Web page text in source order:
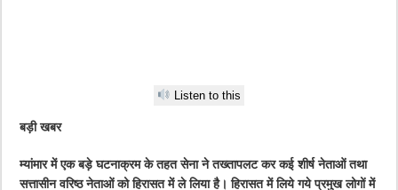
Listen to this
बड़ी खबर
म्यांमार में एक बड़े घटनाक्रम के तहत सेना ने तख्तापलट कर कई शीर्ष नेताओं तथा
सत्तासीन वरिष्ठ नेताओं को हिरासत में ले लिया है। हिरासत में लिये गये प्रमुख लोगों में